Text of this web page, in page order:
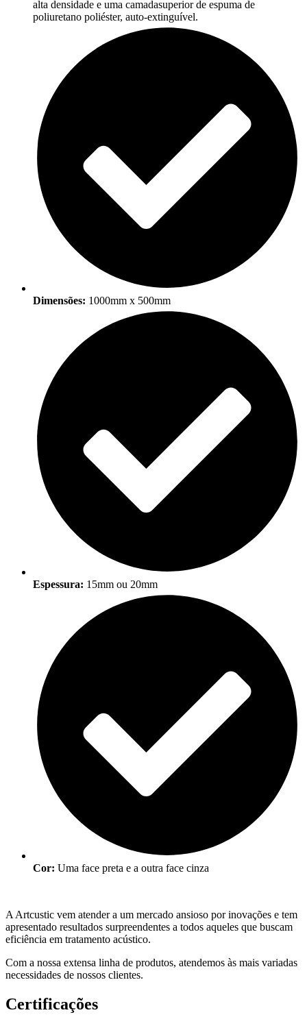
alta densidade e uma camadasuperior de espuma de
poliuretano poliéster, auto-extinguível.
Dimensões: 1000mm x 500mm
Espessura: 15mm ou 20mm
Cor: Uma face preta e a outra face cinza
A Artcustic vem atender a um mercado ansioso por inovações e tem
apresentado resultados surpreendentes a todos aqueles que buscam
eficiência em tratamento acústico.
Com a nossa extensa linha de produtos, atendemos às mais variadas
necessidades de nossos clientes.
Certificações